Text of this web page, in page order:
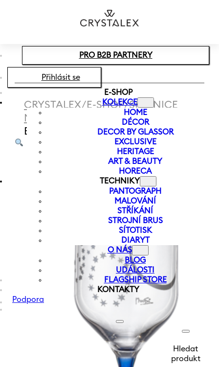
Přeskočit na zápatí
PRO B2B PARTNERY
Přihlásit se
E-SHOP
KOLEKCE
HOME
DÉCOR
DECOR BY GLASSOR
EXCLUSIVE
HERITAGE
ART & BEAUTY
HORECA
TECHNIKY
PANTOGRAPH
MALOVÁNÍ
STŘÍKÁNÍ
STROJNÍ BRUS
SÍTOTISK
DIARYT
O NÁS
BLOG
UDÁLOSTI
FLAGSHIP STORE
KONTAKTY
Podpora
Hledat
produkt
CRYSTALEX/ E-SHOP/SKLENICE
NA VÍNO
/SKLENICE NA
BÍLÉ VÍNO MUCHA MOON 400 ML